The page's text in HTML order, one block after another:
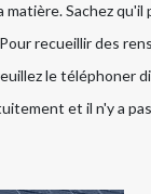
matière. Sachez
recueillir des
le téléphoner
et il n'y a